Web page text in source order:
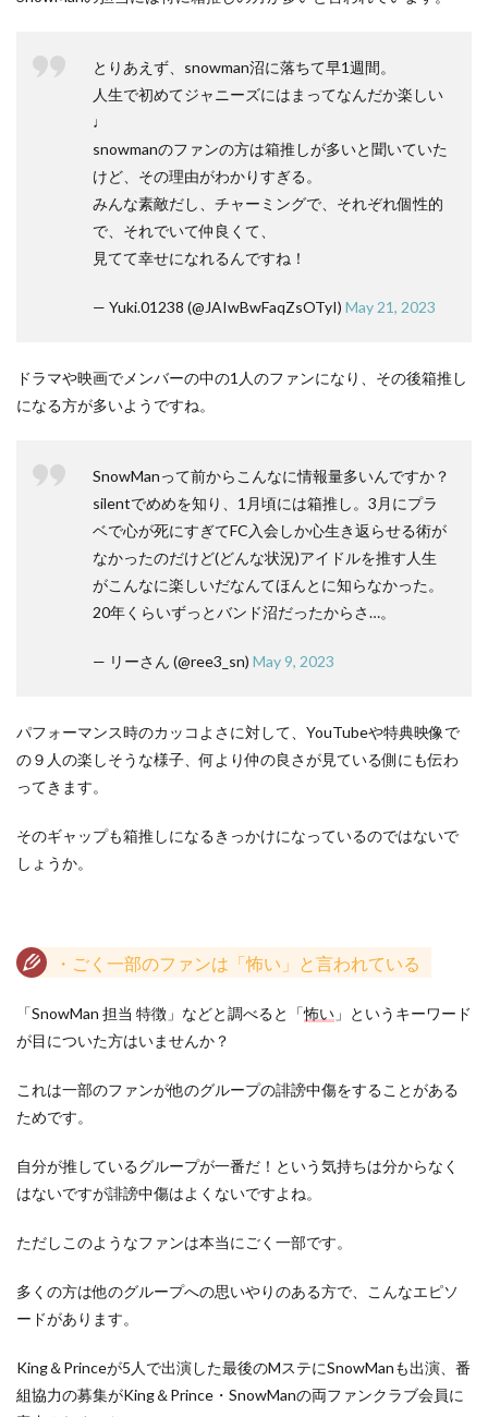
とりあえず、snowman沼に落ちて早1週間。
人生で初めてジャニーズにはまってなんだか楽しい
♩
snowmanのファンの方は箱推しが多いと聞いていた
けど、その理由がわかりすぎる。
みんな素敵だし、チャーミングで、それぞれ個性的
で、それでいて仲良くて、
見てて幸せになれるんですね！
— Yuki.01238 (@JAIwBwFaqZsOTyI) May 21, 2023
ドラマや映画でメンバーの中の1人のファンになり、その後箱推し
になる方が多いようですね。
SnowManって前からこんなに情報量多いんですか？
silentでめめを知り、1月頃には箱推し。3月にプラ
ベで心が死にすぎてFC入会しか心生き返らせる術が
なかったのだけど(どんな状況)アイドルを推す人生
がこんなに楽しいだなんてほんとに知らなかった。
20年くらいずっとバンド沼だったからさ…。
— リーさん (@ree3_sn) May 9, 2023
パフォーマンス時のカッコよさに対して、YouTubeや特典映像で
の９人の楽しそうな様子、何より仲の良さが見ている側にも伝わ
ってきます。
そのギャップも箱推しになるきっかけになっているのではないで
しょうか。
・ごく一部のファンは「怖い」と言われている
「SnowMan 担当 特徴」などと調べると「怖い 」というキーワード
が目についた方はいませんか？
これは一部のファンが他のグループの誹謗中傷をすることがある
ためです。
自分が推しているグループが一番だ！という気持ちは分からなく
はないですが誹謗中傷はよくないですよね。
ただしこのようなファンは本当にごく一部です。
多くの方は他のグループへの思いやりのある方で、こんなエピソ
ードがあります。
King＆Princeが5人で出演した最後のMステにSnowManも出演、番
組協力の募集がKing＆Prince・SnowManの両ファンクラブ会員に